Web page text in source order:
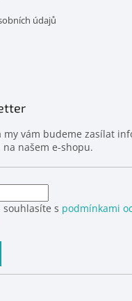
údajů
my vám budeme zasílat
našem e-shopu.
s podmínkami